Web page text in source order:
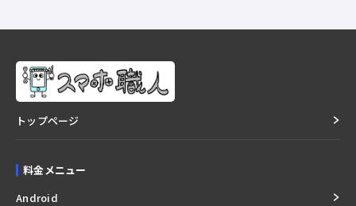
トップページ
料金メニュー
Android